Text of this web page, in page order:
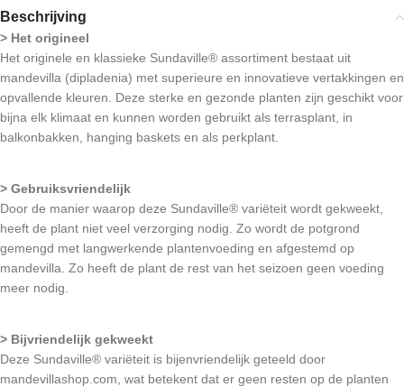
Beschrijving
> Het origineel
Het originele en klassieke Sundaville® assortiment bestaat uit
mandevilla (dipladenia) met superieure en innovatieve vertakkingen en
opvallende kleuren. Deze sterke en gezonde planten zijn geschikt voor
bijna elk klimaat en kunnen worden gebruikt als terrasplant, in
balkonbakken, hanging baskets en als perkplant.
> Gebruiksvriendelijk
Door de manier waarop deze Sundaville® variëteit wordt gekweekt,
heeft de plant niet veel verzorging nodig. Zo wordt de potgrond
gemengd met langwerkende plantenvoeding en afgestemd op
mandevilla. Zo heeft de plant de rest van het seizoen geen voeding
meer nodig.
> Bijvriendelijk gekweekt
Deze Sundaville® variëteit is bijenvriendelijk geteeld door
mandevillashop.com, wat betekent dat er geen resten op de planten